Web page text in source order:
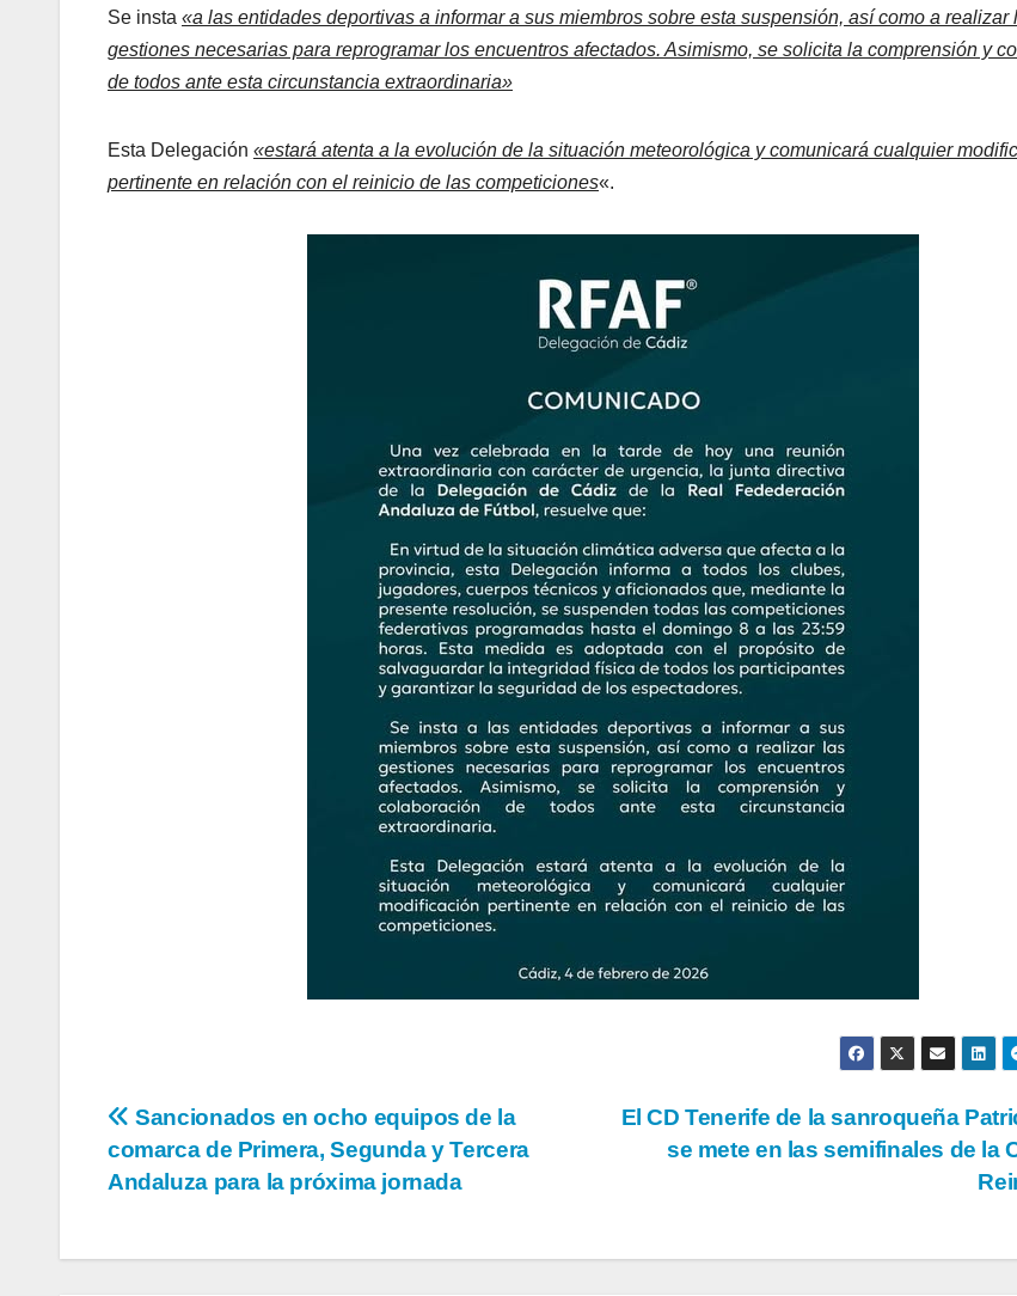
Se insta «a las entidades deportivas a informar a sus miembros sobre esta suspensión, así como a realizar
gestiones necesarias para reprogramar los encuentros afectados. Asimismo, se solicita la comprensión y
de todos ante esta circunstancia extraordinaria»
Esta Delegación «estará atenta a la evolución de la situación meteorológica y comunicará cualquier
pertinente en relación con el reinicio de las competiciones«.
Navegación
de
El CD Tenerife de la sanroqueña
se mete en las semifinales de la
Sancionados en ocho equipos de la
comarca de Primera, Segunda y Tercera
Andaluza para la próxima jornada